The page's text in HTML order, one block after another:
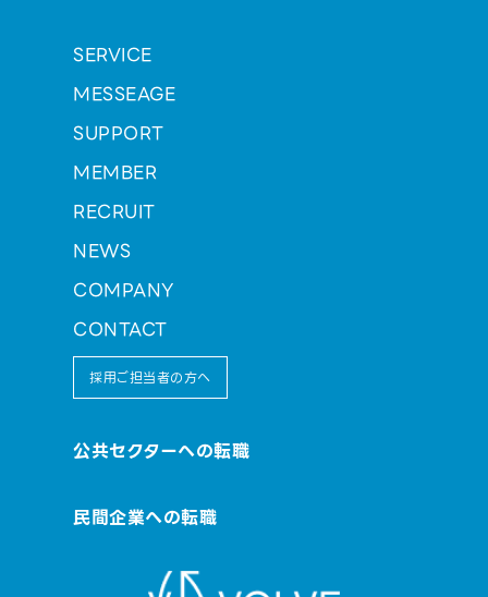
SERVICE
MESSEAGE
SUPPORT
MEMBER
RECRUIT
NEWS
COMPANY
CONTACT
採用ご担当者の方へ
公共セクターへの転職
民間企業への転職